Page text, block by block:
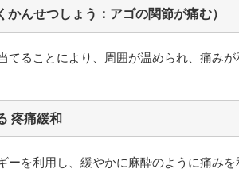
かんせつしょう：アゴの関節が痛む）
てることにより、周囲が温められ、痛み
疼痛緩和
ーを利用し、緩やかに麻酔のように痛み